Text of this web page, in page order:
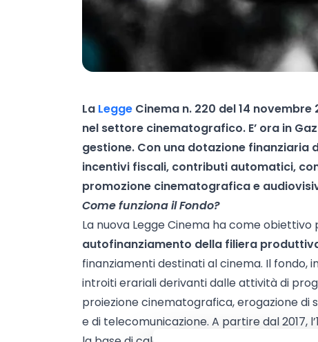
La Legge Cinema n. 220 del 14
nel settore cinematografico. E’ ora in
gestione. Con una dotazione finanziaria
incentivi fiscali, contributi automatici,
promozione cinematografica e
Come funziona il Fondo?
La nuova Legge Cinema ha come obiettivo
autofinanziamento della filiera
finanziamenti destinati al cinema. Il
introiti erariali derivanti dalle attività di
proiezione cinematografica, erogazione
e di telecomunicazione. A partire dal 2017,